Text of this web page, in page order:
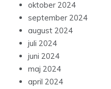
oktober 2024
september 2024
august 2024
juli 2024
juni 2024
maj 2024
april 2024